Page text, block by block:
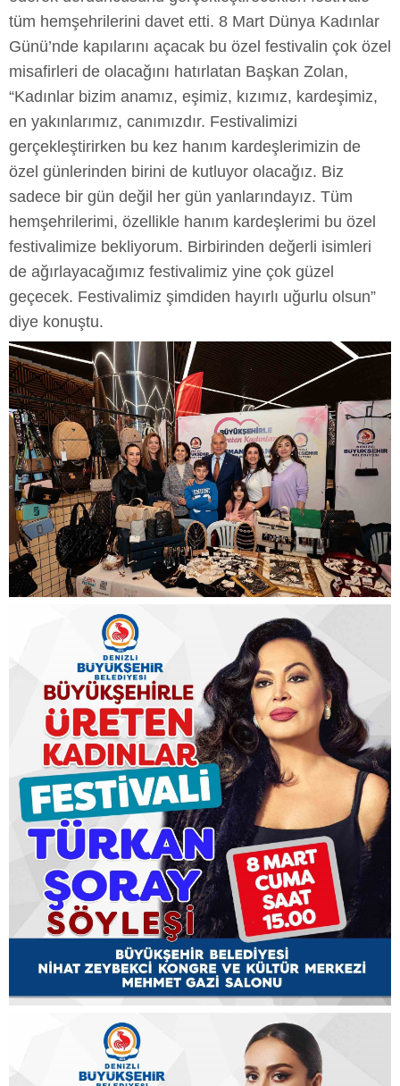
tüm hemşehrilerini davet etti. 8 Mart Dünya Kadınlar
Günü’nde kapılarını açacak bu özel festivalin çok özel
misafirleri de olacağını hatırlatan Başkan Zolan,
“Kadınlar bizim anamız, eşimiz, kızımız, kardeşimiz,
en yakınlarımız, canımızdır. Festivalimizi
gerçekleştirirken bu kez hanım kardeşlerimizin de
özel günlerinden birini de kutluyor olacağız. Biz
sadece bir gün değil her gün yanlarındayız. Tüm
hemşehrilerimi, özellikle hanım kardeşlerimi bu özel
festivalimize bekliyorum. Birbirinden değerli isimleri
de ağırlayacağımız festivalimiz yine çok güzel
geçecek. Festivalimiz şimdiden hayırlı uğurlu olsun”
diye konuştu.